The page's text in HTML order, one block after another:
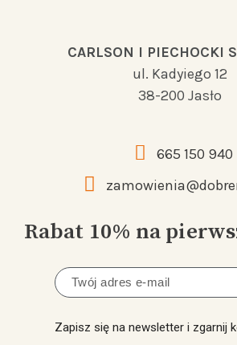
CARLSON I PIECHOCKI
ul. Kadyiego 12
38-200 Jasło
665 150 940
Rabat 10% na
Zapisz się na newsletter i zgarnij